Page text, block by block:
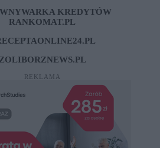
KREDYTÓW
RANKOMAT.PL
ZOLIBORZNEWS.PL
REKLAMA